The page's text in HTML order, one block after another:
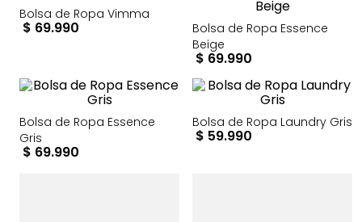
Bolsa de Ropa Vimma
$ 69.990
Bolsa de Ropa Essence
Beige
$ 69.990
Bolsa de Ropa Essence
Gris
$ 69.990
Bolsa de Ropa Laundry Gris
$ 59.990
Silla
Sofa
Poltrona
Cama
Mesa Centro